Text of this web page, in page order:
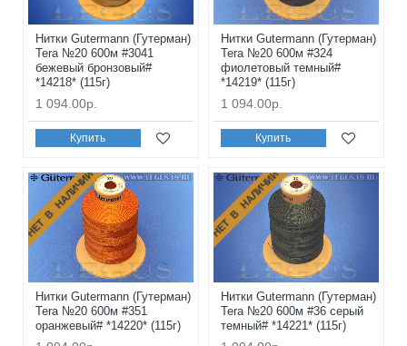
Нитки Gutermann (Гутерман)
Tera №20 600м #3041
бежевый бронзовый#
*14218* (115г)
1 094.00р.
Купить
Нитки Gutermann (Гутерман)
Tera №20 600м #324
фиолетовый темный#
*14219* (115г)
1 094.00р.
Купить
НЕТ В НАЛИЧИИ
Нитки Gutermann (Гутерман)
Tera №20 600м #351
оранжевый# *14220* (115г)
НЕТ В НАЛИЧИИ
Нитки Gutermann (Гутерман)
Tera №20 600м #36 серый
темный# *14221* (115г)